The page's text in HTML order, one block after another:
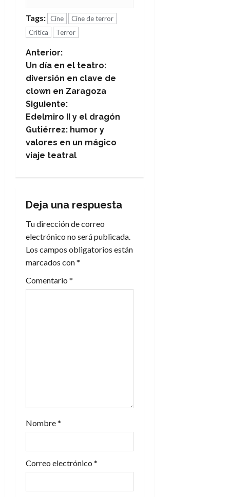
Tags: Cine
Cine de terror
Crítica
Terror
N
a
v
e
g
a
i
ó
n
e
d
s
Anterior:
Un día en el teatro:
diversión en clave de
clown en Zaragoza
Siguiente:
Edelmiro II y el dragón
Gutiérrez: humor y
valores en un mágico
viaje teatral
Deja una respuesta
Tu dirección de correo
electrónico no será publicada.
Los campos obligatorios están
marcados con*
Comentario *
Nombre*
Correo electrónico *